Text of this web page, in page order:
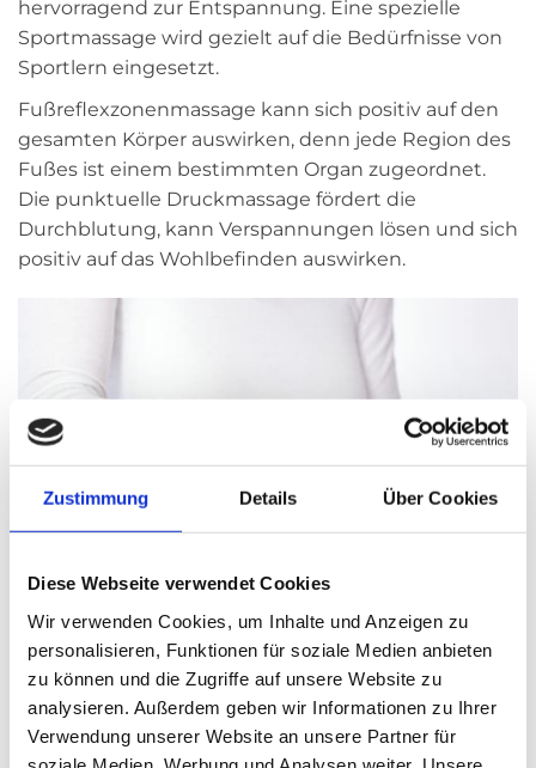
Zustimmung Details Über Cookies
Diese Webseite verwendet Cookies
Wir verwenden Cookies, um Inhalte und Anzeigen zu
personalisieren, Funktionen für soziale Medien anbieten
zu können und die Zugriffe auf unsere Website zu
analysieren. Außerdem geben wir Informationen zu Ihrer
Verwendung unserer Website an unsere Partner für
hervorragend zur Entspannung. Eine spezielle
Sportmassage wird gezielt auf die Bedürfnisse von
Sportlern eingesetzt.
Fußreflexzonenmassage kann sich positiv auf den
gesamten Körper auswirken, denn jede Region des
Fußes ist einem bestimmten Organ zugeordnet.
Die punktuelle Druckmassage fördert die
Durchblutung, kann Verspannungen lösen und sich
positiv auf das Wohlbefinden auswirken.